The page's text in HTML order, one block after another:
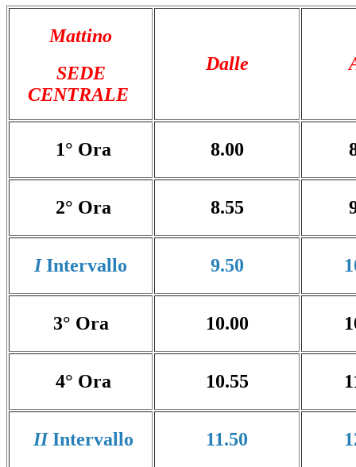
Mattino
SEDE
CENTRALE
Dalle
1° Ora 8.00
2° Ora 8.55
IIntervallo 9.50
3° Ora 10.00
4° Ora 10.55
IIIntervallo 11.50